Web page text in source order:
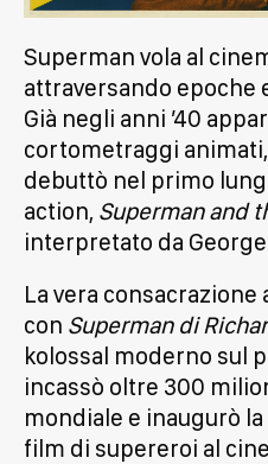
Superman vola al
attraversando epoche
Già negli anni ’40
cortometraggi
debuttò nel primo
action, Superman and
interpretato da George
La vera consacrazione
con Superman di
kolossal moderno sul
incassò oltre 300
mondiale e inaugurò
film di supereroi al